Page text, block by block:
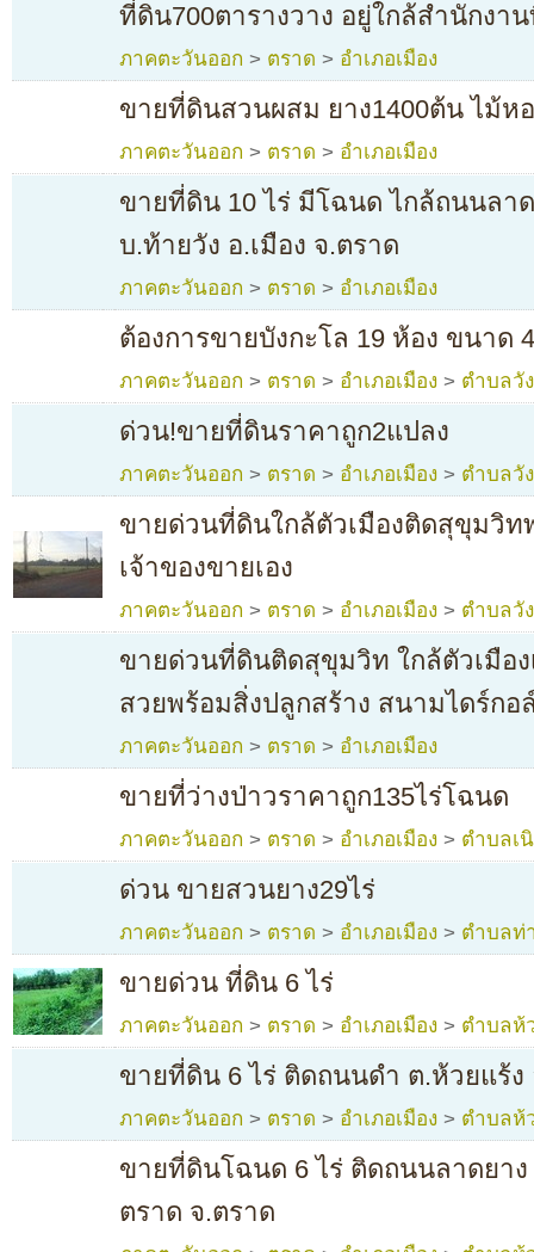
ที่ดิน700ตารางวาง อยู่ใกล้สำนักงา
ภาคตะวันออก > ตราด > อำเภอเมือง
ขายที่ดินสวนผสม ยาง1400ต้น ไม้ห
ภาคตะวันออก > ตราด > อำเภอเมือง
ขายที่ดิน 10 ไร่ มีโฉนด ไกล้ถนนลา
บ.ท้ายวัง อ.เมือง จ.ตราด
ภาคตะวันออก > ตราด > อำเภอเมือง
ต้องการขายบังกะโล 19 ห้อง ขนาด
ภาคตะวันออก > ตราด > อำเภอเมือง > ตำบลวั
ด่วน!ขายที่ดินราคาถูก2แปลง
ภาคตะวันออก > ตราด > อำเภอเมือง > ตำบลวั
ขายด่วนที่ดินใกล้ตัวเมืองติดสุขุมวิท
เจ้าของขายเอง
ภาคตะวันออก > ตราด > อำเภอเมือง > ตำบลวั
ขายด่วนที่ดินติดสุขุมวิท ใกล้ตัวเมือง
สวยพร้อมสิ่งปลูกสร้าง สนามไดร์กอ
ภาคตะวันออก > ตราด > อำเภอเมือง
ขายที่ว่างป่าวราคาถูก135ไร่โฉนด
ภาคตะวันออก > ตราด > อำเภอเมือง > ตำบลเ
ด่วน ขายสวนยาง29ไร่
ภาคตะวันออก > ตราด > อำเภอเมือง > ตำบลท่
ขายด่วน ที่ดิน 6 ไร่
ภาคตะวันออก > ตราด > อำเภอเมือง > ตำบลห้
ขายที่ดิน 6 ไร่ ติดถนนดำ ต.ห้วยแร้ง
ภาคตะวันออก > ตราด > อำเภอเมือง > ตำบลห้
ขายที่ดินโฉนด 6 ไร่ ติดถนนลาดยาง
ตราด จ.ตราด